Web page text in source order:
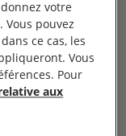
arrêté en
l’Arabie
avoir été
arme, à
2022,
donnez votre
pouvez
ce cas, les
Vous
Pour
aux